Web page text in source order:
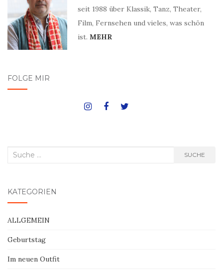
seit 1988 über Klassik, Tanz, Theater,
Film, Fernsehen und vieles, was schön
ist. MEHR
FOLGE MIR
Suche
SUCHE
KATEGORIEN
ALLGEMEIN
Geburtstag
Im neuen Outfit